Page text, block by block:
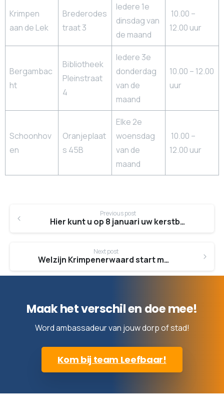
Krimpen
aan de Lek
Brederodes
traat 3
Iedere 1e
dinsdag van
de maand
10.00 –
12.00 uur
Bergambac
ht
Bibliotheek
Pleinstraat
4
Iedere 3e
donderdag
van de
maand
10.00 – 12.00
uur
Schoonhov
en
Oranjeplaat
s 45B
Elke 2e
woensdag
van de
maand
10.00 –
12.00 uur
Reading
Previous post
Hier kunt u op 8 januari uw kerstboom inleveren
Next post
Welzijn Krimpenerwaard start met inloopspreekuur voor mantelzorgers
Maak het verschil en doe mee!
Word ambassadeur van jouw dorp of stad!
Kom bij team Leefbaar!